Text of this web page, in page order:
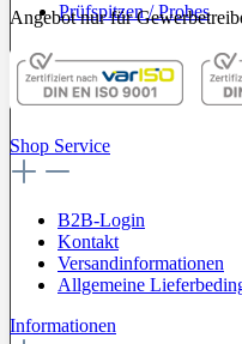
Prüfspitzen / Probes
Angebot nur für
Shop Service
B2B-Login
Kontakt
Versandinformationen
Allgemeine
Informationen